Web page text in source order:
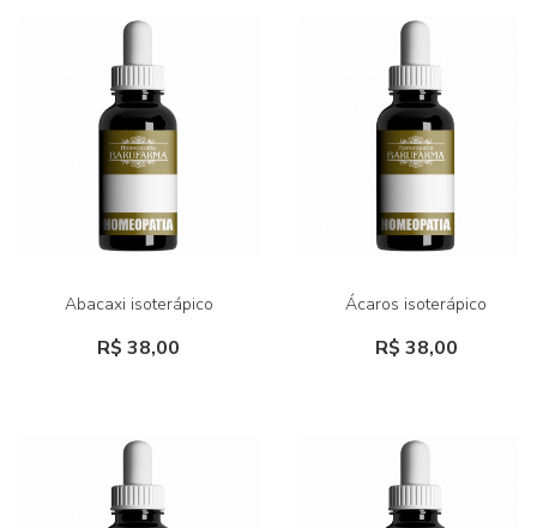
Abacaxi isoterápico
R$ 38,00
Ácaros isoterápico
R$ 38,00